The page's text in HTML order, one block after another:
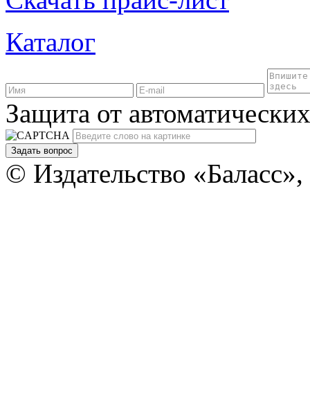
Каталог
Защита от
Задать вопрос
© Издательство